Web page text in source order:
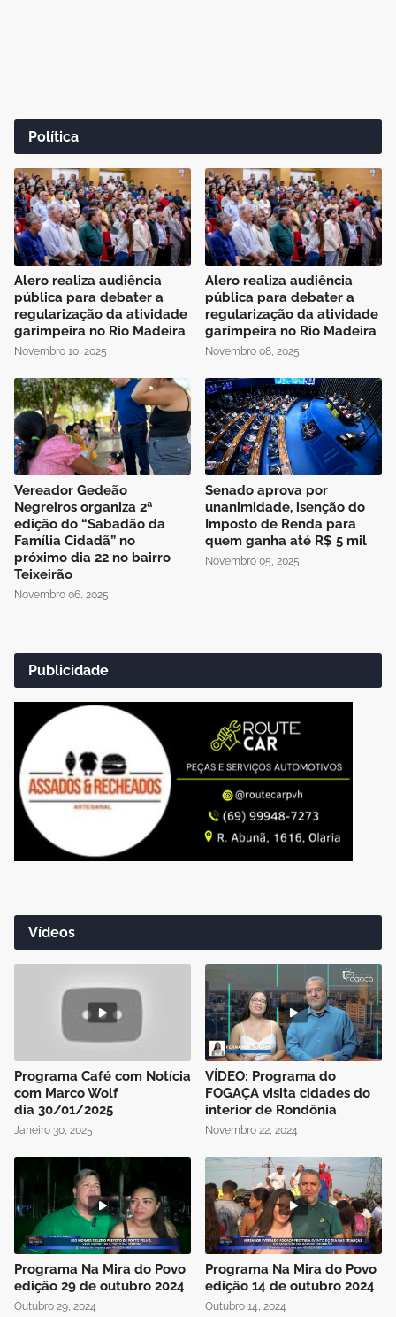
Política
Alero realiza audiência
pública para debater a
regularização da atividade
garimpeira no Rio Madeira
Novembro 10, 2025
Alero realiza audiência
pública para debater a
regularização da atividade
garimpeira no Rio Madeira
Novembro 08, 2025
Vereador Gedeão
Negreiros organiza 2ª
edição do “Sabadão da
Família Cidadã” no
próximo dia 22 no bairro
Teixeirão
Novembro 06, 2025
Senado aprova por
unanimidade, isenção do
Imposto de Renda para
quem ganha até R$ 5 mil
Novembro 05, 2025
Publicidade
Vídeos
Programa Café com Notícia
com Marco Wolf
dia 30/01/2025
Janeiro 30, 2025
VÍDEO: Programa do
FOGAÇA visita cidades do
interior de Rondônia
Novembro 22, 2024
Programa Na Mira do Povo
edição 29 de outubro 2024
Outubro 29, 2024
Programa Na Mira do Povo
edição 14 de outubro 2024
Outubro 14, 2024